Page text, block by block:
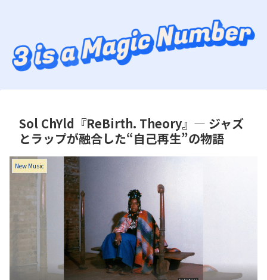
Sol ChYld『ReBirth. Theory』― ジャズ
とラップが融合した“自己再生”の物語
New Music